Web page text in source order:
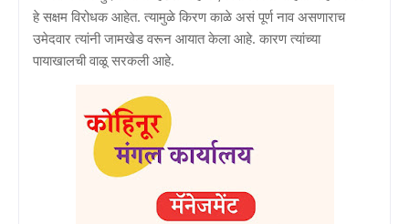
हे सक्षम विरोधक आहेत. त्यामुळे किरण काळे असं पूर्ण नाव असणाराच
उमेदवार त्यांनी जामखेड वरून आयात केला आहे. कारण त्यांच्या
पायाखालची वाळू सरकली आहे.